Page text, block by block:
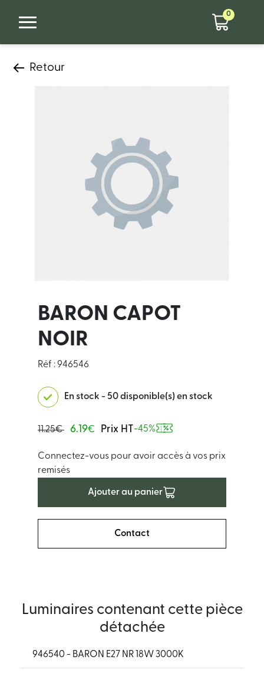
0
Retour
BARON CAPOT
NOIR
Réf : 946546
En stock - 50 disponible(s) en stock
11.25€ 6.19€ Prix HT-45%
Connectez-vous pour avoir accès à vos prix
remisés
Ajouter au panier
Contact
Luminaires contenant cette pièce
détachée
946540 - BARON E27 NR 18W 3000K